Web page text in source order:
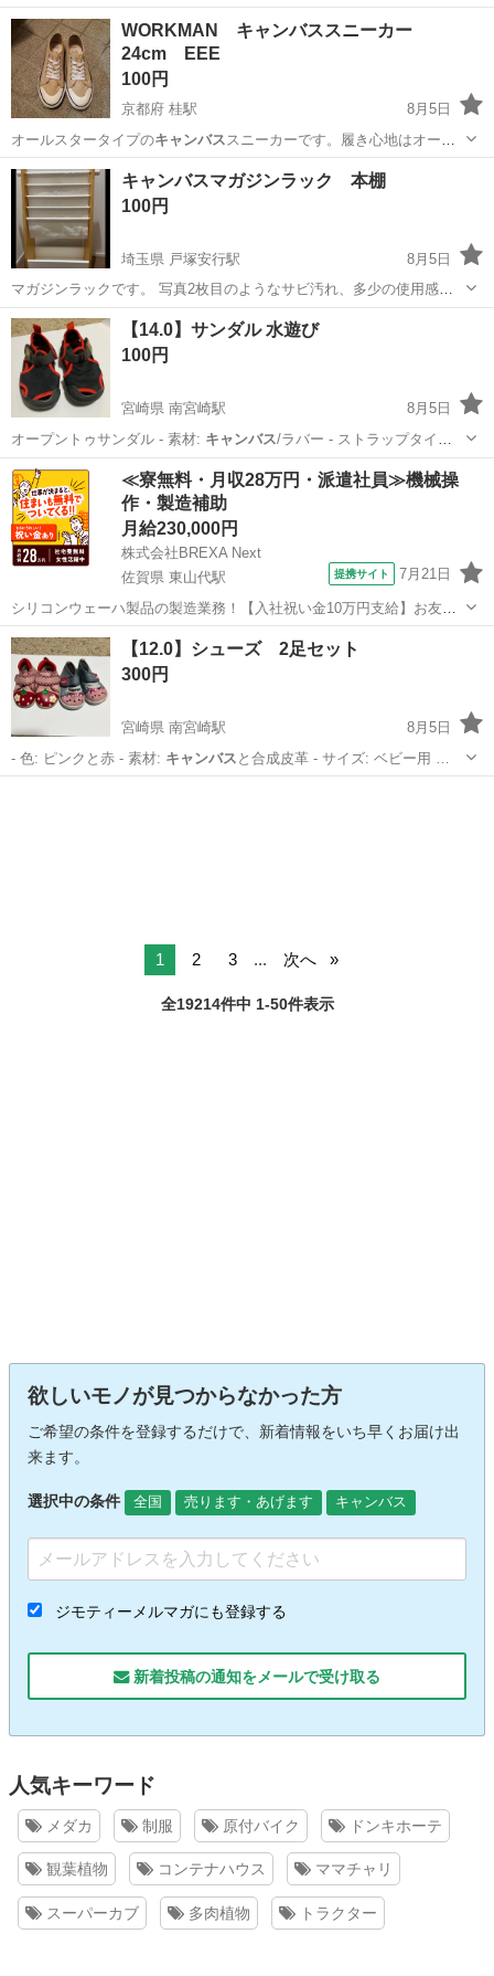
感と躍動感が生まれて…
香川 丸亀市 インテリア雑貨/小物
WORKMAN キャンバススニーカー
24cm EEE
100円
京都府 桂駅
8月5日
オールスタータイプのキャンバス スニーカーです。履き心地はオール
スタ…
京都 京都市 WORKMAN
キャンバスマガジンラック 本棚
100円
埼玉県 戸塚安行駅
8月5日
マガジンラックです。 写真2枚目のようなサビ汚れ、多少の使用感が
あります。 喫煙者、ペットはいません。
埼玉 草加市 戸塚安行駅 収納家具
【14.0】サンダル 水遊び
100円
宮崎県 南宮崎駅
8月5日
オープントゥサンダル - 素材: キャンバス/ラバー - ストラップタイプ:
ベ…
宮崎 宮崎市 南宮崎駅 キッズ用品 ストラップ
≪寮無料・月収28万円・派遣社員≫機械操
作・製造補助
月給230,000円
株式会社BREXA Next
佐賀県 東山代駅
提携サイト 7月21日
シリコンウェーハ製品の製造業務！【入社祝い金10万円支給】お友達
やカップルとの応募OK◎年間休日129日＆休出なしでプライベート充
実♪業務はクリーンルームで快適作業◎自社正社員登用制度あり★1食
300円～の格安食堂あり！《佐...
佐賀 伊万里市 東山代駅 その他
【12.0】シューズ 2足セット
300円
宮崎県 南宮崎駅
8月5日
- 色: ピンクと赤 - 素材: キャンバス と合成皮革 - サイズ: ベビー用 …
1 2 3 ... 次へ
全19214件中 1-50件表示
欲しいモノが見つからなかった方
ご希望の条件を登録するだけで、新着情報をいち早くお届け出
来ます。
選択中の条件 全国 売ります・あげます キャンバス
ジモティーメルマガにも登録する
新着投稿の通知をメールで受け取る
人気キーワード
メダカ 制服 原付バイク ドンキホーテ
観葉植物 コンテナハウス ママチャリ
スーパーカブ 多肉植物 トラクター